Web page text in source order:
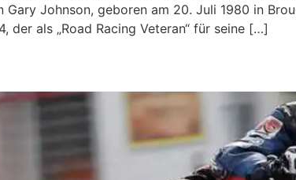
Johnson, geboren am 20. Juli 1980 in
der als „Road Racing Veteran“ für seine […]